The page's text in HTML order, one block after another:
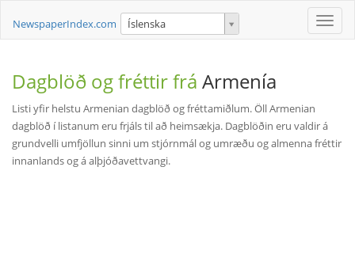
Toggle
NewspaperIndex.com Íslenska
Dagblöð og fréttir frá Armenía
Listi yfir helstu Armenian dagblöð og fréttamiðlum. Öll Armenian
dagblöð í listanum eru frjáls til að heimsækja. Dagblöðin eru valdir á
grundvelli umfjöllun sinni um stjórnmál og umræðu og almenna fréttir
innanlands og á alþjóðavettvangi.